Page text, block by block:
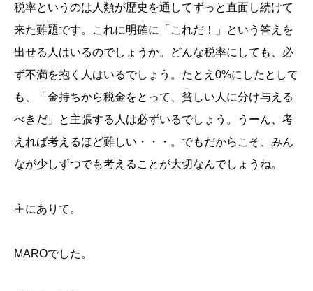
税率というのは人類が歴史を通してずっと直面し続けて
来た難題です。これに明確に「これだ！」という答えを
出せる人はいるのでしょうか。どんな税率にしても、必
ず不満を抱く人はいるでしょう。たとえ0%にしたとして
も、「金持ちから税金をとって、貧しい人に分け与える
べきだ」と主張する人は必ずいるでしょう。うーん、考
えれば考えるほど難しい・・・。でもだからこそ、みん
なが少しずつでも考えることが大切なんでしょうね。
主にありて。
MAROでした。